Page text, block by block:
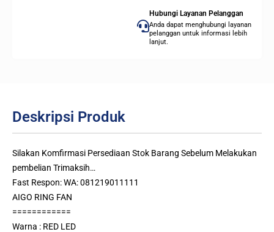
Hubungi Layanan Pelanggan
Anda dapat menghubungi layanan
pelanggan untuk informasi lebih
lanjut.
Deskripsi Produk
Silakan Komfirmasi Persediaan Stok Barang Sebelum Melakukan
pembelian Trimaksih…
Fast Respon: WA: 081219011111
AIGO RING FAN
============
Warna : RED LED